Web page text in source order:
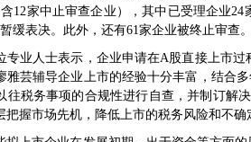
12家中止审查企业），其中已受理企业
缓表决。此外，还有61家企业被终止审查
人士表示，企业申请在A股直接上市过
雅芸辅导企业上市的经验十分丰富，结合
往税务事项的合规性进行自查，并制订解
把握市场先机，降低上市的税务风险和不确